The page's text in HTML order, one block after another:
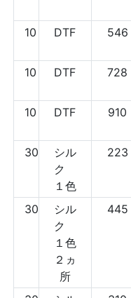
10
DTF 546
10
DTF 728
10
DTF 910
30
シル
ク
１色
223
30
シル
ク
１色
２ヵ
所
445